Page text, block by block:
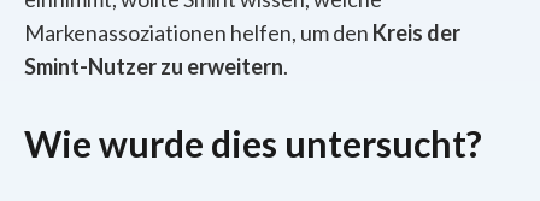
Markenassoziationen helfen, umden Kreis der
Smint-Nutzer zu erweitern.
Wie wurde dies untersucht?